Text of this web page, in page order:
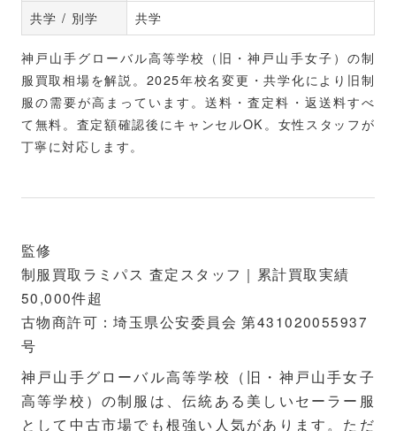
共学 / 別学
共学
神戸山手グローバル高等学校（旧・神戸山手女子）の制
服買取相場を解説。2025年校名変更・共学化により旧制
服の需要が高まっています。送料・査定料・返送料すべ
て無料。査定額確認後にキャンセルOK。女性スタッフが
丁寧に対応します。
監修
制服買取ラミパス 査定スタッフ｜累計買取実績
50,000件超
古物商許可：埼玉県公安委員会 第431020055937
号
神戸山手グローバル高等学校（旧・神戸山手女子
高等学校）の制服は、伝統ある美しいセーラー服
として中古市場でも根強い人気があります。ただ